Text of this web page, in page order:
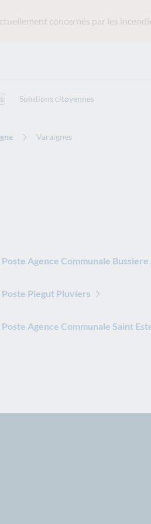
concernés par les
Solutions citoyennes
Varaignes
Poste Agence Communale
Poste Piegut Pluviers
Poste Agence Communale Saint